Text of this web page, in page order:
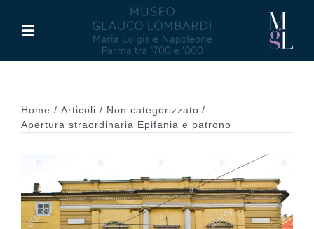
contenuto
Toggle
Maria Luigia d’Asburgo
Palazzo di Riserva
Home Articoli
Non categorizzato
Apertura straordinaria Epifania e patrono